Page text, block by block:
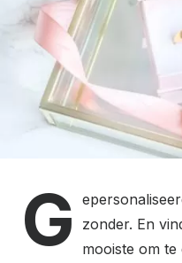
G
zonder. En
mooiste om